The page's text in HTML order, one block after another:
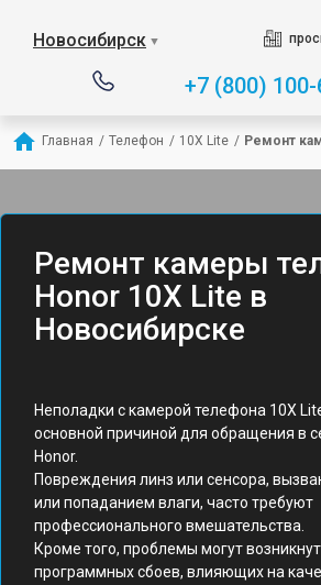
Новосибирск ▼
+7 (800)
Главная / Телефон / 10X Lite / Ремонт
Ремонт камеры
Honor 10X Lite в
Новосибирске
Неполадки с камерой телефона 10X
основной причиной для обращения в
Honor.
Повреждения линз или сенсора,
или попаданием влаги, часто требуют
профессионального вмешательства.
Кроме того, проблемы могут
программных сбоев, влияющих на